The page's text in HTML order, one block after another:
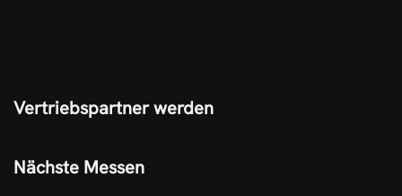
Vertriebspartner werden
Nächste Messen